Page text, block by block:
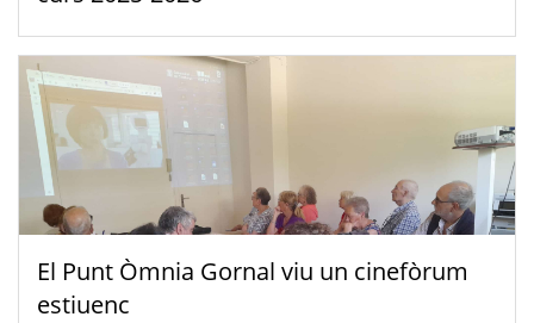
El Punt Òmnia Gornal viu un cinefòrum
estiuenc